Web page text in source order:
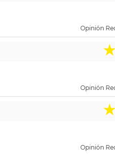
Opinión
★
Opinión
★
Opinión